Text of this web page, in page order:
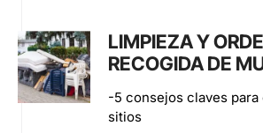
LIMPIEZA Y
RECOGIDA DE
-5 consejos claves para
sitios